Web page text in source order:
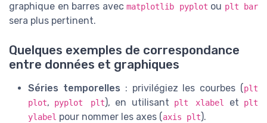
graphique en barres avec matplotlib pyplot ou plt bar
sera plus pertinent.
Quelques exemples de correspondance
entre données et graphiques
Séries temporelles : privilégiez les courbes (plt
plot, pyplot plt), en utilisant plt xlabel et
plt
ylabel pour nommer les axes (axis plt).